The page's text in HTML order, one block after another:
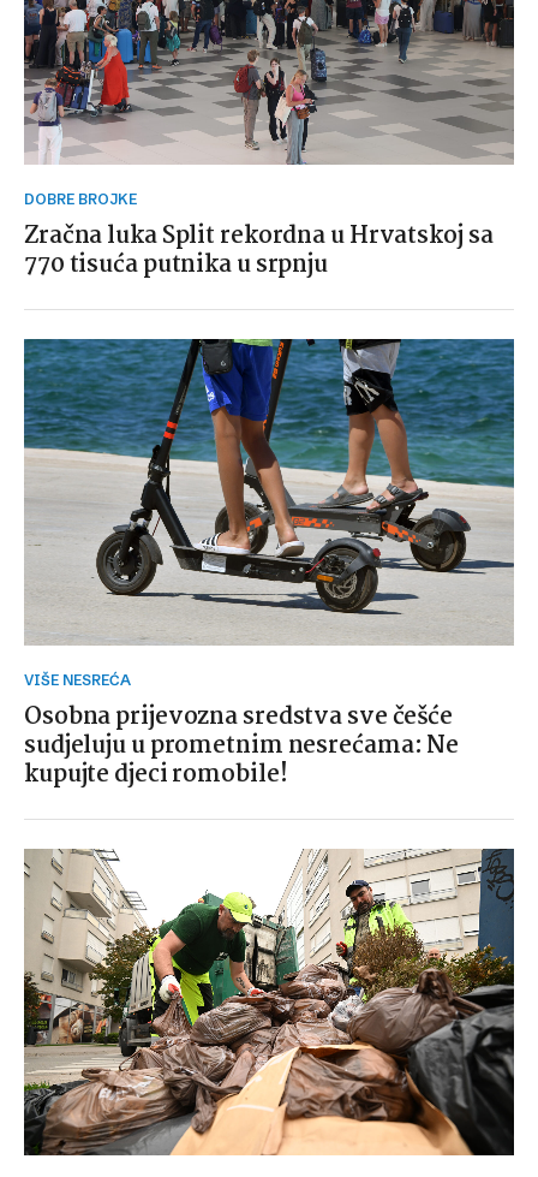
DOBRE BROJKE
Zračna luka Split rekordna u Hrvatskoj sa
770 tisuća putnika u srpnju
VIŠE NESREĆA
Osobna prijevozna sredstva sve češće
sudjeluju u prometnim nesrećama: Ne
kupujte djeci romobile!